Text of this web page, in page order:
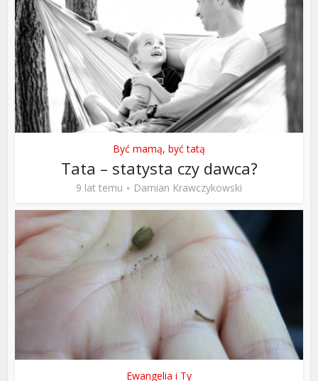
Być mamą, być tatą
Tata – statysta czy dawca?
9 lat temu Damian Krawczykowski
Ewangelia i Ty